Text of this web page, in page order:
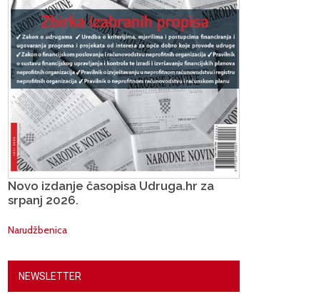
Novo izdanje časopisa Udruga.hr za
srpanj 2026.
Narudžbenica
NEWSLETTER